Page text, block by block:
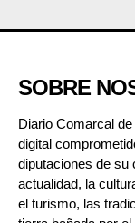
SOBRE
Diario Comarcal
digital
diputaciones de su
actualidad, la
el turismo, las